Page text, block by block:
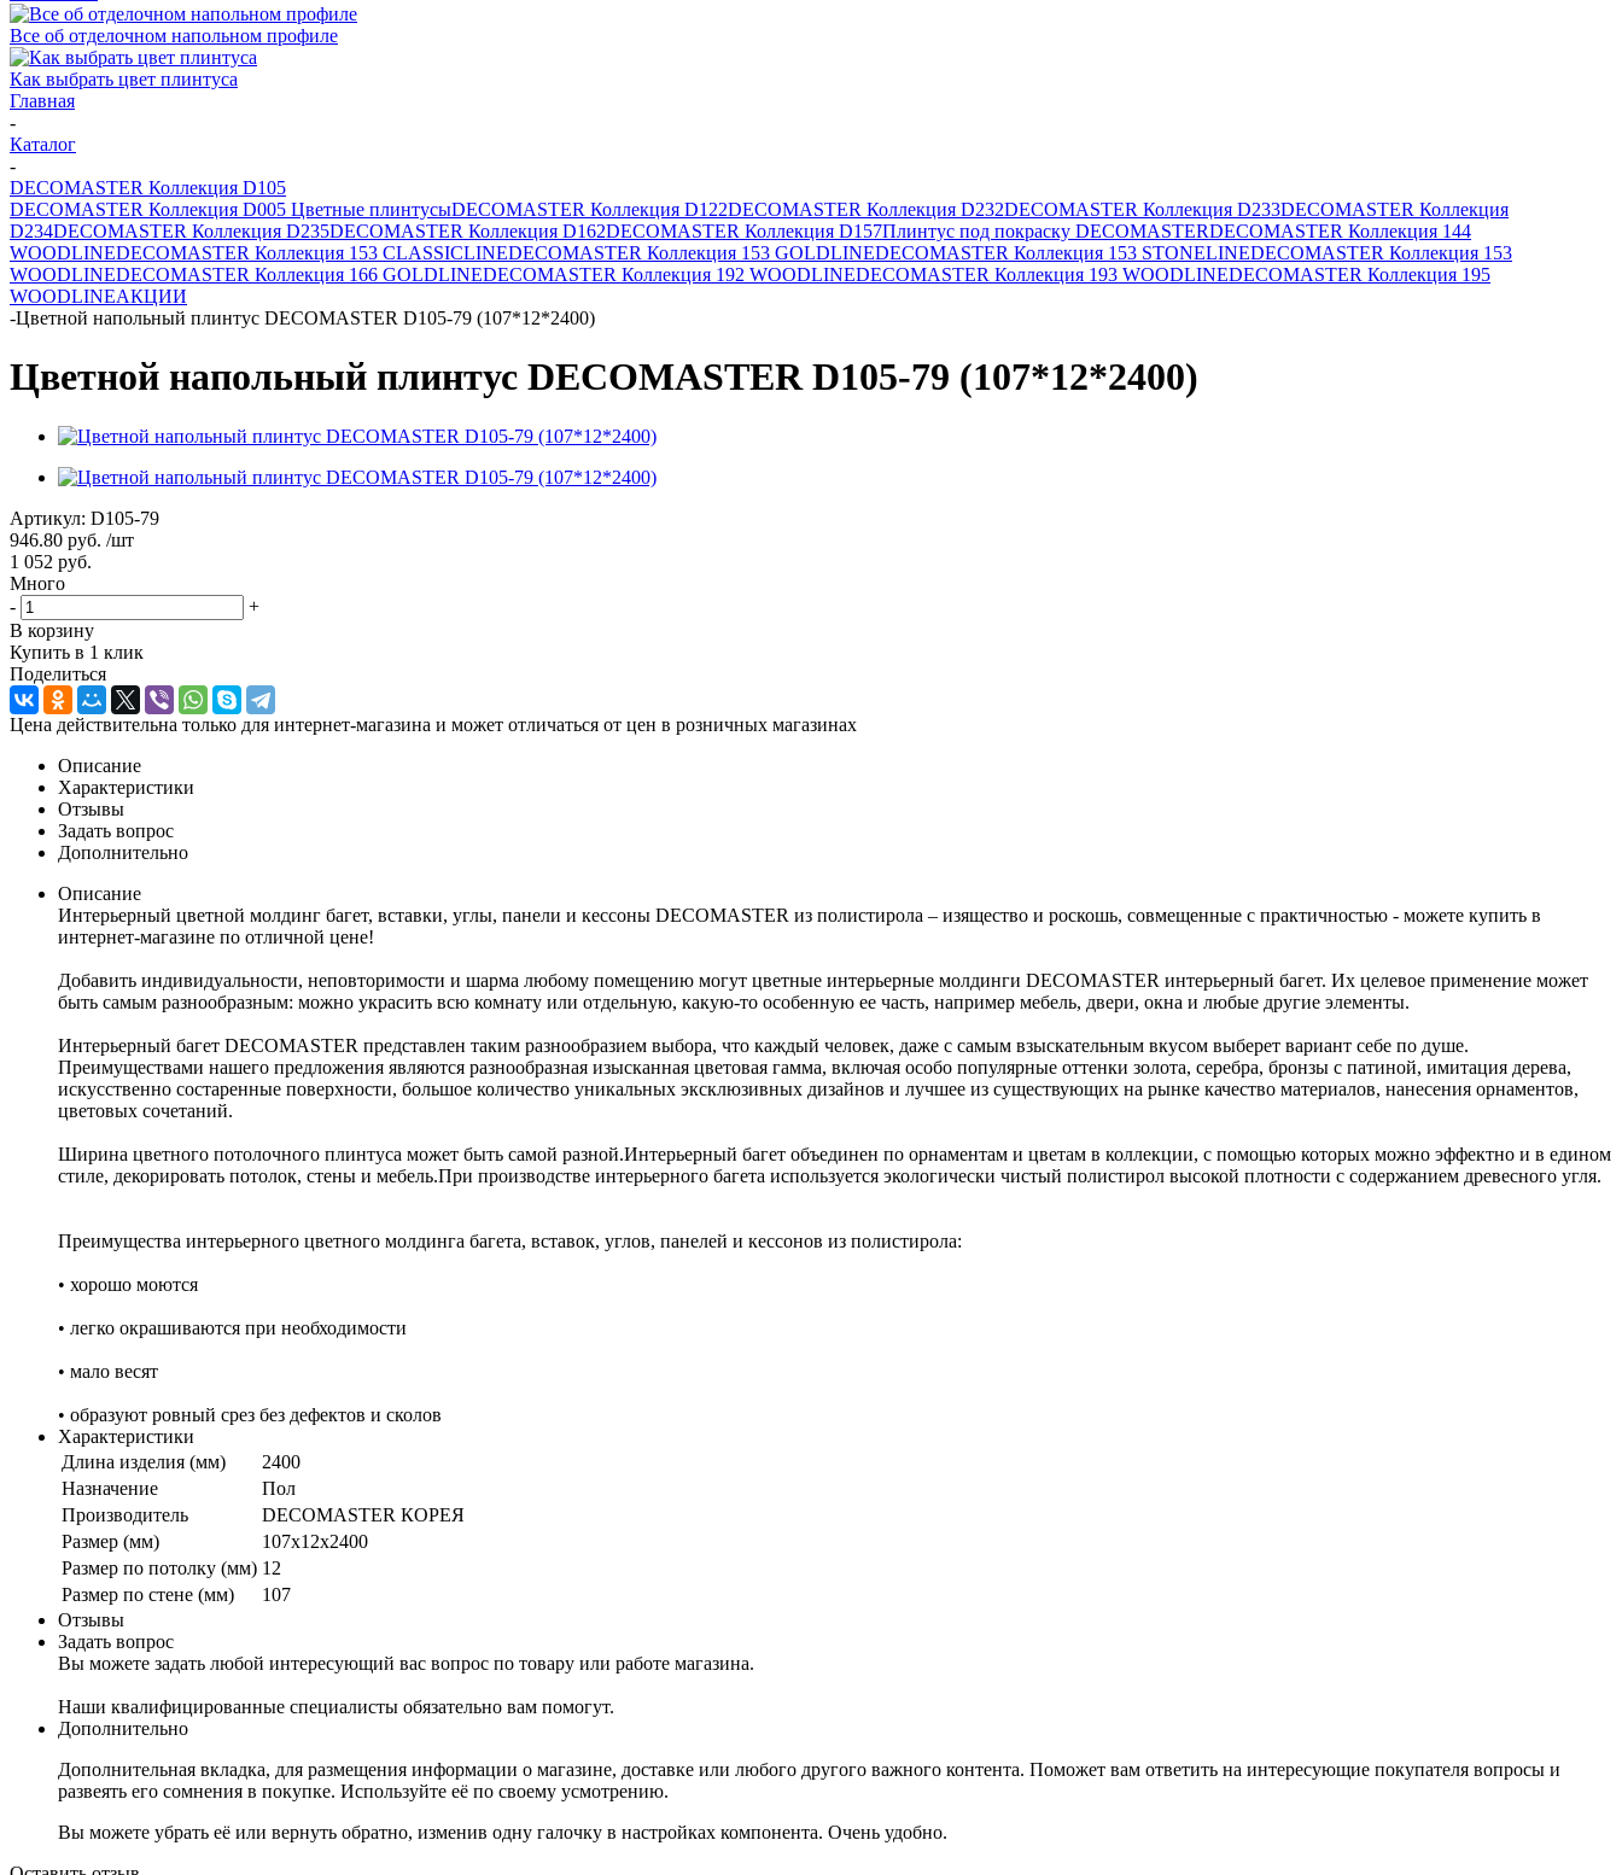
Все об отделочном напольном профиле
Как выбрать цвет плинтуса
Главная
-
Каталог
-
DECOMASTER Коллекция D105
DECOMASTER Коллекция D005 Цветные плинтусыDECOMASTER Коллекция D122DECOMASTER Коллекция D232DECOMASTER Коллекция D233DECOMASTER Коллекция
D234DECOMASTER Коллекция D235DECOMASTER Коллекция D162DECOMASTER Коллекция D157Плинтус под покраску DECOMASTERDECOMASTER Коллекция 144
WOODLINEDECOMASTER Коллекция 153 CLASSICLINEDECOMASTER Коллекция 153 GOLDLINEDECOMASTER Коллекция 153 STONELINEDECOMASTER Коллекция 153
WOODLINEDECOMASTER Коллекция 166 GOLDLINEDECOMASTER Коллекция 192 WOODLINEDECOMASTER Коллекция 193 WOODLINEDECOMASTER Коллекция 195
WOODLINEАКЦИИ
-Цветной напольный плинтус DECOMASTER D105-79 (107*12*2400)
Цветной напольный плинтус DECOMASTER D105-79 (107*12*2400)
Артикул: D105-79
946.80 руб. /шт
1 052 руб.
Много
-
+
В корзину
Купить в 1 клик
Поделиться
Цена действительна только для интернет-магазина и может отличаться от цен в розничных магазинах
Описание
Характеристики
Отзывы
Задать вопрос
Дополнительно
Описание
Интерьерный цветной молдинг багет, вставки, углы, панели и кессоны DECOMASTER из полистирола – изящество и роскошь, совмещенные с практичностью - можете купить в
интернет-магазине по отличной цене!
Добавить индивидуальности, неповторимости и шарма любому помещению могут цветные интерьерные молдинги DECOMASTER интерьерный багет. Их целевое применение может
быть самым разнообразным: можно украсить всю комнату или отдельную, какую-то особенную ее часть, например мебель, двери, окна и любые другие элементы.
Интерьерный багет DECOMASTER представлен таким разнообразием выбора, что каждый человек, даже с самым взыскательным вкусом выберет вариант себе по душе.
Преимуществами нашего предложения являются разнообразная изысканная цветовая гамма, включая особо популярные оттенки золота, серебра, бронзы с патиной, имитация дерева,
искусственно состаренные поверхности, большое количество уникальных эксклюзивных дизайнов и лучшее из существующих на рынке качество материалов, нанесения орнаментов,
цветовых сочетаний.
Ширина цветного потолочного плинтуса может быть самой разной.Интерьерный багет объединен по орнаментам и цветам в коллекции, с помощью которых можно эффектно и в едином
стиле, декорировать потолок, стены и мебель.При производстве интерьерного багета используется экологически чистый полистирол высокой плотности с содержанием древесного угля.
Преимущества интерьерного цветного молдинга багета, вставок, углов, панелей и кессонов из полистирола:
• хорошо моются
• легко окрашиваются при необходимости
• мало весят
• образуют ровный срез без дефектов и сколов
Характеристики
Длина изделия (мм)
2400
Назначение
Пол
Производитель
DECOMASTER КОРЕЯ
Размер (мм)
107x12x2400
Размер по потолку (мм) 12
Размер по стене (мм)
107
Отзывы
Задать вопрос
Вы можете задать любой интересующий вас вопрос по товару или работе магазина.
Наши квалифицированные специалисты обязательно вам помогут.
Дополнительно
Дополнительная вкладка, для размещения информации о магазине, доставке или любого другого важного контента. Поможет вам ответить на интересующие покупателя вопросы и
развеять его сомнения в покупке. Используйте её по своему усмотрению.
Вы можете убрать её или вернуть обратно, изменив одну галочку в настройках компонента. Очень удобно.